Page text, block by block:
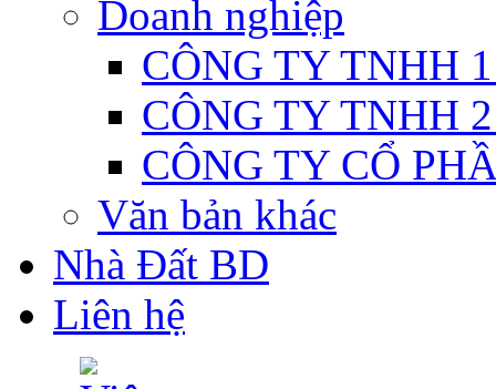
Doanh nghiệp
CÔNG TY TNHH
CÔNG TY TNHH
CÔNG TY CỔ
Văn bản khác
Nhà Đất BD
Liên hệ